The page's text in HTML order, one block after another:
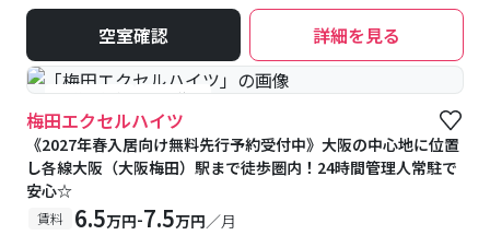
空室確認 詳細を見る
#予約受付中 #空室待ち
梅田エクセルハイツ
《2027年春入居向け無料先行予約受付中》大阪の中心地に位置
し各線大阪（大阪梅田）駅まで徒歩圏内！24時間管理人常駐で
安心☆
賃料 6.5万円-7.5万円／月